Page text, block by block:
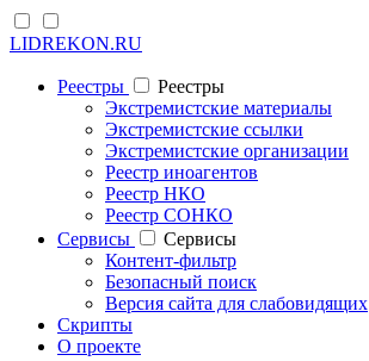
LIDREKON.RU
Реестры
Реестры
Экстремистские материалы
Экстремистские ссылки
Экстремистские организации
Реестр иноагентов
Реестр НКО
Реестр СОНКО
Cервисы
Cервисы
Контент-фильтр
Безопасный поиск
Версия сайта для слабовидящих
Скрипты
О проекте